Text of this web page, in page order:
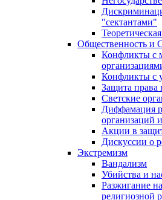
"сектантами"
Общественность
Конфликты с
Конфликты с
Защита права
Светские
Диффамация
организаций
Акции в
Дискуссии о
Экстремизм
Вандализм
Убийства и
Разжигание
религиозной